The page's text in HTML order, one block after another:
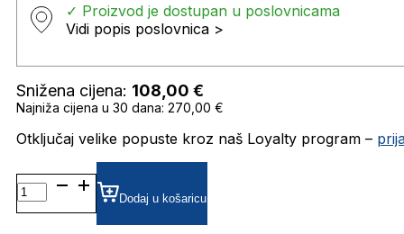
✓ Proizvod je dostupan u poslovnicama
Vidi popis poslovnica >
Snižena cijena: 108,00 €
Najniža cijena u 30 dana: 270,00 €
Otključaj velike popuste kroz naš Loyalty program –
HG1260/S SUNČANE
NAOČALE
HUGO
Dodaj u košaricu